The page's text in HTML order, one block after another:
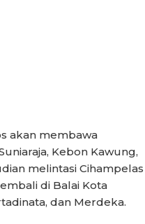
akan membawa
Kebon Kawung,
melintasi Cihampelas
di Balai Kota
dan Merdeka.